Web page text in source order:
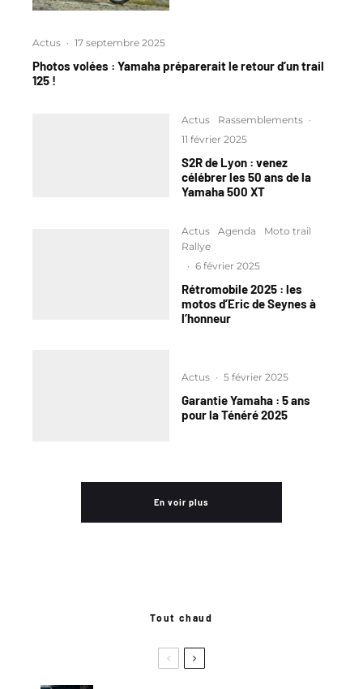
Actus · 17 septembre 2025
Photos volées : Yamaha préparerait le retour d’un trail
125 !
Actus Rassemblements ·
11 février 2025
S2R de Lyon : venez
célébrer les 50 ans de la
Yamaha 500 XT
Actus Agenda
Moto trail
Rallye
· 6 février 2025
Rétromobile 2025 : les
motos d’Eric de Seynes à
l’honneur
Actus · 5 février 2025
Garantie Yamaha : 5 ans
pour la Ténéré 2025
En voir plus
Tout chaud